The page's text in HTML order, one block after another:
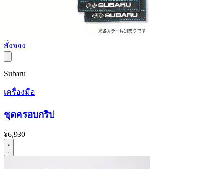
สั่งจอง
Subaru
เครื่องมือ
ชุดครอบกริป
¥6,930